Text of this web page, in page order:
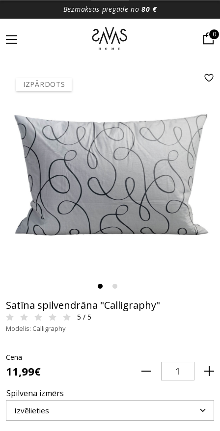
Bezmaksas piegāde no80 €
0
IZPĀRDOTS
Satīna spilvendrāna "Calligraphy"
5 / 5
Modelis: Calligraphy
Cena
11,99€
Spilvena izmērs